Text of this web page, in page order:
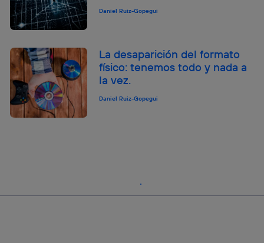
Daniel Ruiz-Gopegui
La desaparición del formato
físico: tenemos todo y nada a
la vez.
Daniel Ruiz-Gopegui